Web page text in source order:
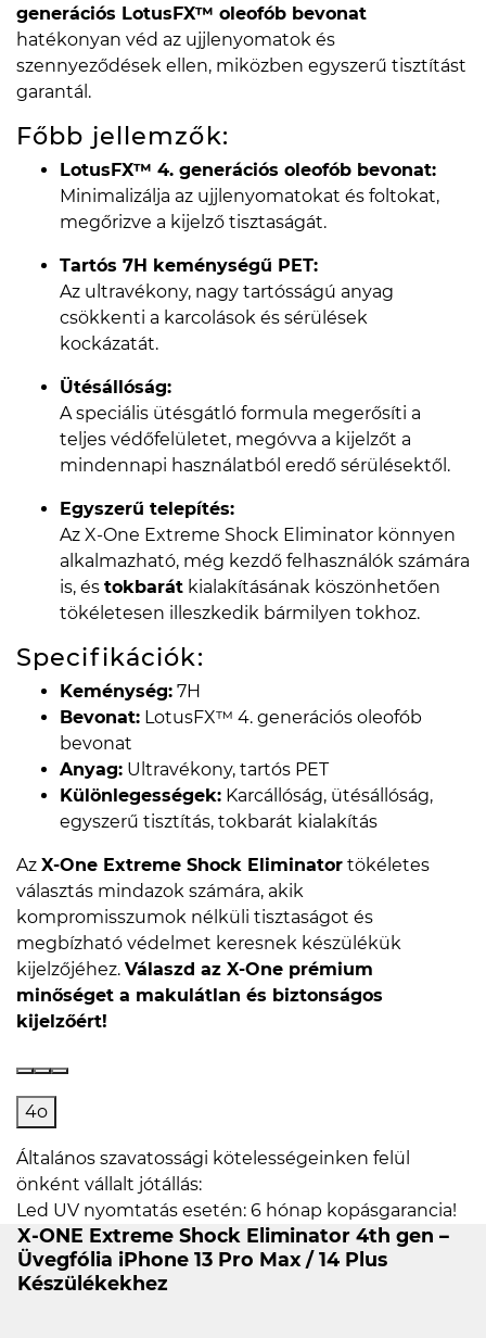
generációs LotusFX™ oleofób bevonat
hatékonyan véd az ujjlenyomatok és
szennyeződések ellen, miközben egyszerű tisztítást
garantál.
Főbb jellemzők:
LotusFX™ 4. generációs oleofób bevonat:
Minimalizálja az ujjlenyomatokat és foltokat,
megőrizve a kijelző tisztaságát.
Tartós 7H keménységű PET:
Az ultravékony, nagy tartósságú anyag
csökkenti a karcolások és sérülések
kockázatát.
Ütésállóság:
A speciális ütésgátló formula megerősíti a
teljes védőfelületet, megóvva a kijelzőt a
mindennapi használatból eredő sérülésektől.
Egyszerű telepítés:
Az X-One Extreme Shock Eliminator könnyen
alkalmazható, még kezdő felhasználók számára
is, és tokbarát kialakításának köszönhetően
tökéletesen illeszkedik bármilyen tokhoz.
Specifikációk:
Keménység: 7H
Bevonat: LotusFX™ 4. generációs oleofób
bevonat
Anyag: Ultravékony, tartós PET
Különlegességek: Karcállóság, ütésállóság,
egyszerű tisztítás, tokbarát kialakítás
Az X-One Extreme Shock Eliminator tökéletes
választás mindazok számára, akik
kompromisszumok nélküli tisztaságot és
megbízható védelmet keresnek készülékük
kijelzőjéhez. Válaszd az X-One prémium
minőséget a makulátlan és biztonságos
kijelzőért!
4o
Általános szavatossági kötelességeinken felül
önként vállalt jótállás:
Led UV nyomtatás esetén: 6 hónap kopásgarancia!
X-ONE Extreme Shock Eliminator 4th gen –
Üvegfólia iPhone 13 Pro Max / 14 Plus
Készülékekhez